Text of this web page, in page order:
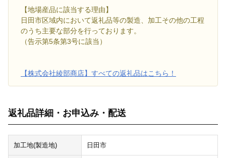
【地場産品に該当する理由】
日田市区域内において返礼品等の製造、加工その他の工程
のうち主要な部分を行っております。
（告示第5条第3号に該当）
【株式会社綾部商店】すべての返礼品はこちら！
返礼品詳細・お申込み・配送
加工地(製造地) 日田市